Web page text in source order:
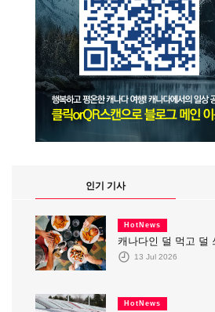
인기 기사
HotNews
캐나다인 덜 먹고 덜
13 Jul 2026
HotNews